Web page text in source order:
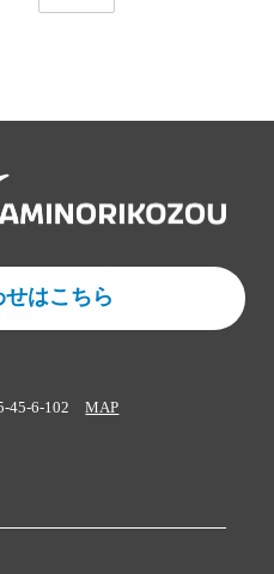
はこちら
5-45-6-102MAP